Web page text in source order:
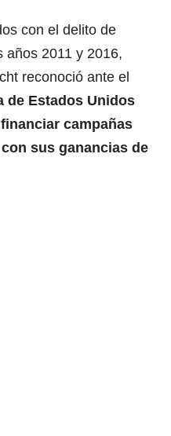
con el delito de
años 2011 y 2016,
reconoció ante el
de Estados Unidos
campañas
sus ganancias de